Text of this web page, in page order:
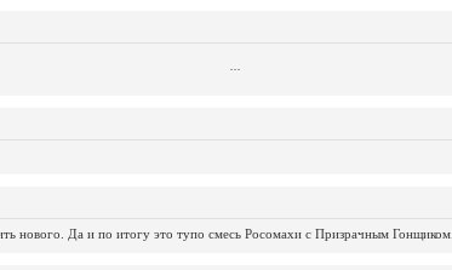
нового. Да и по итогу это тупо смесь Росомахи с Призрачным Гонщиком.